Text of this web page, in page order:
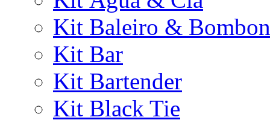
Kit Baleiro &
Kit Bar
Kit Bartender
Kit Black Tie